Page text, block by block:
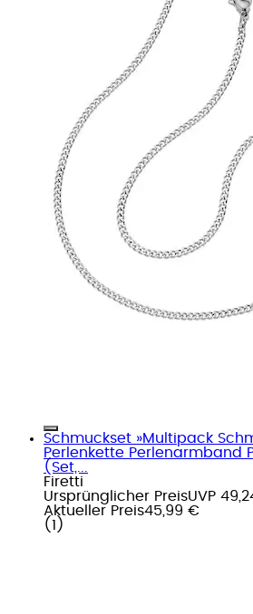
Schmuckset »Multipack
Perlenkette Perlenarmband
(Set,...
Firetti
Ursprünglicher PreisUVP
Aktueller Preis45,99 €
( 1 )